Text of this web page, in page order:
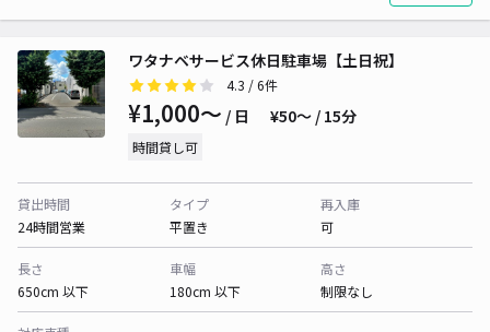
ワタナベサービス休日駐車場【土日祝】
4.3 / 6件
¥1,000〜 / 日 ¥50〜 / 15分
時間貸し可
貸出時間
24時間営業
タイプ
平置き
再入庫
可
長さ
650cm 以下
車幅
180cm 以下
高さ
制限なし